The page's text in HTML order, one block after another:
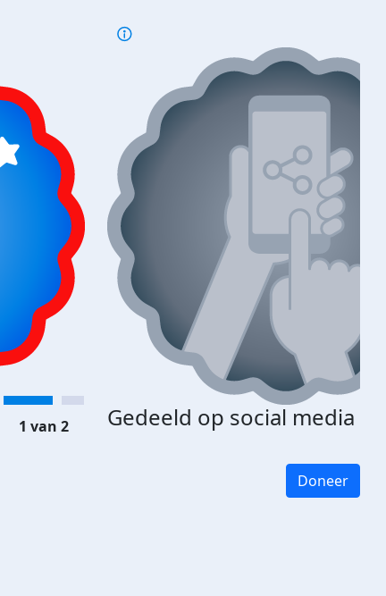
Gedeeld op social media
1 van 2
Doneer